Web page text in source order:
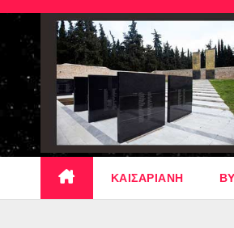
Skip
content
ΚΑΙΣΑΡΙΑΝΗ